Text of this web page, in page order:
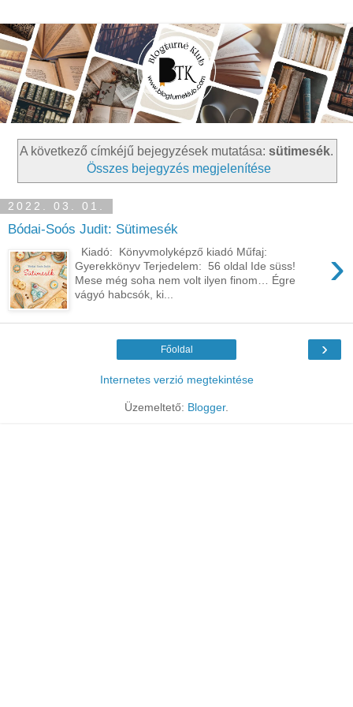
A következő címkéjű bejegyzések mutatása: sütimesék.
Összes bejegyzés megjelenítése
2022. 03. 01.
Bódai-Soós Judit: Sütimesék
›
Kiadó: Könyvmolyképző kiadó Műfaj:
Gyerekkönyv Terjedelem: 56 oldal Ide süss!
Mese még soha nem volt ilyen finom… Égre
vágyó habcsók, ki...
›
Főoldal
Internetes verzió megtekintése
Üzemeltető: Blogger.